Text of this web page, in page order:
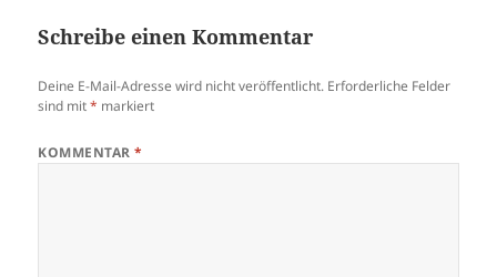
Schreibe einen Kommentar
Deine E-Mail-Adresse wird nicht veröffentlicht. Erforderliche Felder
sind mit* markiert
KOMMENTAR*